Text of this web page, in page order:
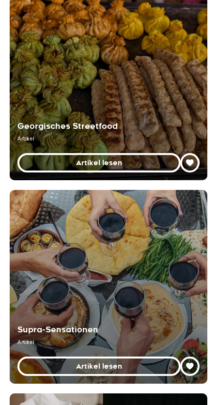
Georgisches Streetfood
Artikel
Artikel lesen
Supra-Sensationen
Artikel
Artikel lesen